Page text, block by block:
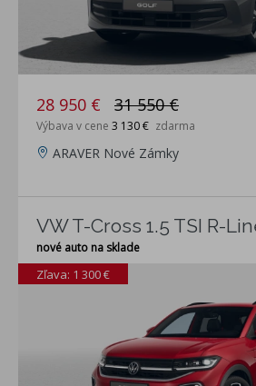
28 950 € 31 550 €
Výbava v cene 3 130 € zdarma
ARAVER Nové Zámky
VW T-Cross 1.5 TSI R-
nové auto na sklade
Zľava: 1 300 €